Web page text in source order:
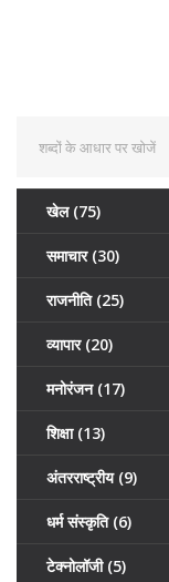
खेल (75)
समाचार (30)
राजनीति (25)
व्यापार (20)
मनोरंजन (17)
शिक्षा (13)
अंतरराष्ट्रीय (9)
धर्म संस्कृति (6)
टेक्नोलॉजी (5)